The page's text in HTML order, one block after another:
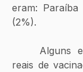
eram:
(2%).
reais de